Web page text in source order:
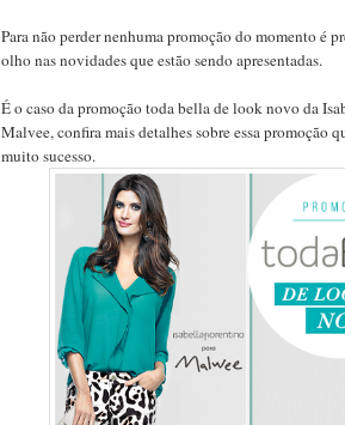
Para não perder nenhuma promoção do momento é
olho nas novidades que estão sendo apresentadas.
É o caso da promoção toda bella de look novo da
Malvee, confira mais detalhes sobre essa promoção
muito sucesso.